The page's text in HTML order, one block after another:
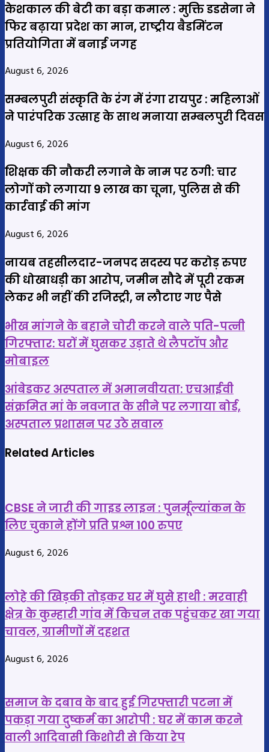
केशकाल की बेटी का बड़ा कमाल : मुक्ति डडसेना ने
फिर बढ़ाया प्रदेश का मान, राष्ट्रीय बैडमिंटन
प्रतियोगिता में बनाई जगह
August 6, 2026
सम्बलपुरी संस्कृति के रंग में रंगा रायपुर : महिलाओं
ने पारंपरिक उत्साह के साथ मनाया सम्बलपुरी दिवस
August 6, 2026
शिक्षक की नौकरी लगाने के नाम पर ठगी: चार
लोगों को लगाया 9 लाख का चूना, पुलिस से की
कार्रवाई की मांग
August 6, 2026
नायब तहसीलदार-जनपद सदस्य पर करोड़ रुपए
की धोखाधड़ी का आरोप, जमीन सौदे में पूरी रकम
लेकर भी नहीं की रजिस्ट्री, न लौटाए गए पैसे
भीख
मांगने
के
बहाने
चोरी
करने
वाले
पति-
पत्नी
घुसकर
उड़ाते
लैपटॉप
मोबाइल
भीख मांगने के बहाने चोरी करने वाले पति-पत्नी
गिरफ्तार: घरों में घुसकर उड़ाते थे लैपटॉप और
मोबाइल
आंबेडकर
अस्पताल
में
एचआईवी
नवजात
के
पर
बोर्ड,
अस्पताल
प्रशासन
पर
उठे
सवाल
आंबेडकर अस्पताल में अमानवीयता: एचआईवी
संक्रमित मां के नवजात के सीने पर लगाया बोर्ड,
अस्पताल प्रशासन पर उठे सवाल
Related Articles
CBSE ने जारी की गाइड लाइन : पुनर्मूल्यांकन के
लिए चुकाने होंगे प्रति प्रश्न 100 रुपए
August 6, 2026
लोहे की खिड़की तोड़कर घर में घुसे हाथी : मरवाही
क्षेत्र के कुम्हारी गांव में किचन तक पहुंचकर खा गया
चावल, ग्रामीणों में दहशत
August 6, 2026
समाज के दबाव के बाद हुई गिरफ्तारी पटना में
पकड़ा गया दुष्कर्म का आरोपी : घर में काम करने
वाली आदिवासी किशोरी से किया रेप